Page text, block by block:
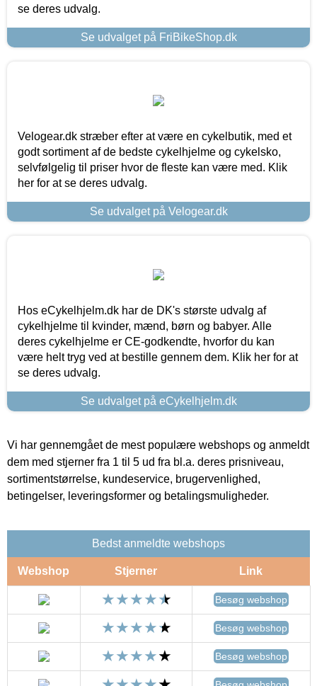
se deres udvalg.
Se udvalget på FriBikeShop.dk
Velogear.dk stræber efter at være en cykelbutik, med et
godt sortiment af de bedste cykelhjelme og cykelsko,
selvfølgelig til priser hvor de fleste kan være med. Klik
her for at se deres udvalg.
Se udvalget på Velogear.dk
Hos eCykelhjelm.dk har de DK's største udvalg af
cykelhjelme til kvinder, mænd, børn og babyer. Alle
deres cykelhjelme er CE-godkendte, hvorfor du kan
være helt tryg ved at bestille gennem dem. Klik her for at
se deres udvalg.
Se udvalget på eCykelhjelm.dk
Vi har gennemgået de mest populære webshops og anmeldt
dem med stjerner fra 1 til 5 ud fra bl.a. deres prisniveau,
sortimentstørrelse, kundeservice, brugervenlighed,
betingelser, leveringsformer og betalingsmuligheder.
Bedst anmeldte webshops
Webshop Stjerner Link
Besøg webshop
Besøg webshop
Besøg webshop